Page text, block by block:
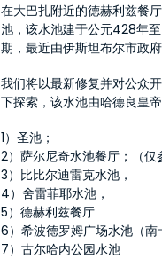
在大巴扎附近的德赫利兹餐
池，该水池建于公元428年
期，最近由伊斯坦布尔市政
我们将以最新修复并对公众
下探索，该水池由哈德良皇帝
1）圣池；
2）萨尔尼奇水池餐厅；（仅
3）比比尔迪雷克水池，
4）舍雷菲耶水池，
5）德赫利兹餐厅
6）希波德罗姆广场水池（南
7）古尔哈内公园水池